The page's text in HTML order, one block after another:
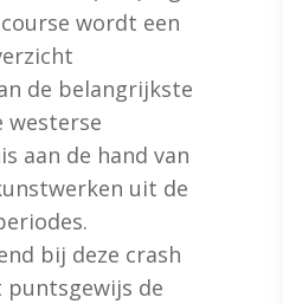
wordt een
de belangrijkste
westerse
aan de hand van
uit de
bij deze crash
de